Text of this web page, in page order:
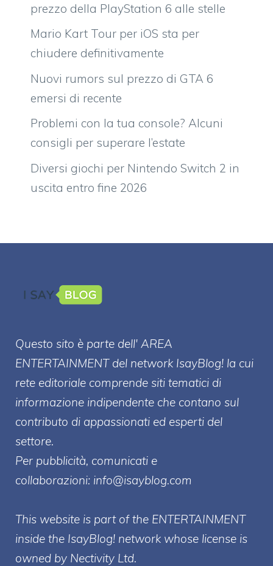
prezzo della PlayStation 6 alle stelle
Mario Kart Tour per iOS sta per
chiudere definitivamente
Nuovi rumors sul prezzo di GTA 6
emersi di recente
Problemi con la tua console? Alcuni
consigli per superare l’estate
Diversi giochi per Nintendo Switch 2 in
uscita entro fine 2026
Questo sito è parte dell' AREA
ENTERTAINMENT del network IsayBlog! la cui
rete editoriale comprende siti tematici di
informazione indipendente che contano sul
contributo di appassionati ed esperti del
settore.
Per pubblicità, comunicati e
collaborazioni: info@isayblog.com
This website is part of the ENTERTAINMENT
inside the IsayBlog! network whose license is
owned by Nectivity Ltd.